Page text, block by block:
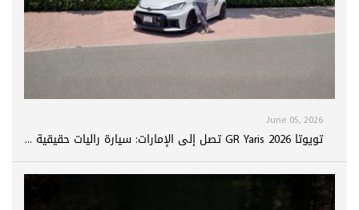
June 05, 2026
تويوتا GR Yaris 2026 تصل إلى الإمارات: سيارة راليات حقيقية ...